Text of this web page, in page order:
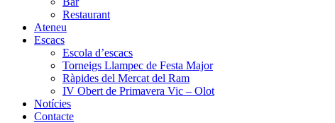
Restaurant
Ateneu
Escacs
Escola d’escacs
Torneigs Llampec de Festa Major
Ràpides del Mercat del Ram
IV Obert de Primavera Vic – Olot
Notícies
Contacte